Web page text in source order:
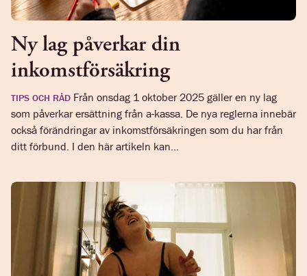
Ny lag påverkar din
inkomstförsäkring
TIPS OCH RÅD Från onsdag 1 oktober 2025 gäller en ny lag
som påverkar ersättning från a-kassa. De nya reglerna innebär
också förändringar av inkomstförsäkringen som du har från
ditt förbund. I den här artikeln kan...